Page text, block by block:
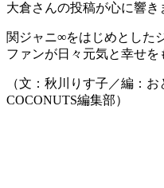
大倉さんの投稿が心に響き
関ジャニ∞をはじめとした
ファンが日々元気と幸せを
（文：秋川りす子／編：
COCONUTS編集部）